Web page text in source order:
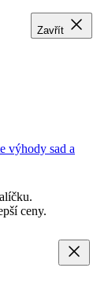
výhody sad a
ceny.
Zavřít
Zavřít
Zavřít